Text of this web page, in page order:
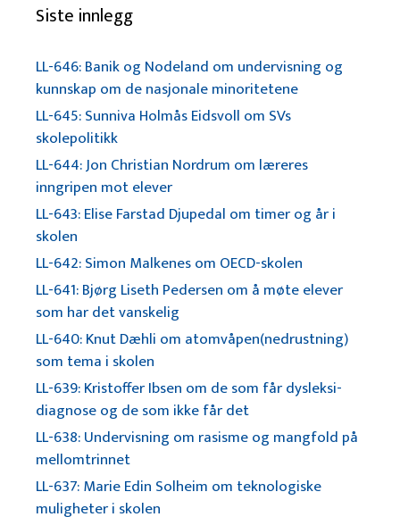
Siste innlegg
LL-646: Banik og Nodeland om undervisning og
kunnskap om de nasjonale minoritetene
LL-645: Sunniva Holmås Eidsvoll om SVs
skolepolitikk
LL-644: Jon Christian Nordrum om læreres
inngripen mot elever
LL-643: Elise Farstad Djupedal om timer og år i
skolen
LL-642: Simon Malkenes om OECD-skolen
LL-641: Bjørg Liseth Pedersen om å møte elever
som har det vanskelig
LL-640: Knut Dæhli om atomvåpen(nedrustning)
som tema i skolen
LL-639: Kristoffer Ibsen om de som får dysleksi-
diagnose og de som ikke får det
LL-638: Undervisning om rasisme og mangfold på
mellomtrinnet
LL-637: Marie Edin Solheim om teknologiske
muligheter i skolen